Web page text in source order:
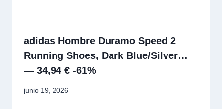
adidas Hombre Duramo Speed 2
Running Shoes, Dark Blue/Silver…
— 34,94 € -61%
junio 19, 2026